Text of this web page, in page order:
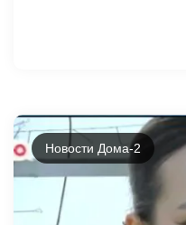
Новости Дома-2